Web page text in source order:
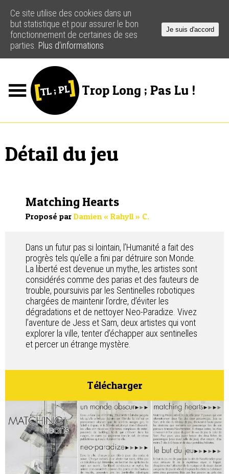
Trop Long ; Pas Lu !
Jeux
Ressources
Détail du jeu
Matching Hearts
Proposé par Damien « Rahyll » C.
Dans un futur pas si lointain, l’Humanité a fait des
progrès tels qu’elle a fini par détruire son Monde.
La liberté est devenue un mythe, les artistes sont
considérés comme des parias et des fauteurs de
trouble, poursuivis par les Sentinelles robotiques
chargées de maintenir l’ordre, d’éviter les
dégradations et de nettoyer Neo-Paradize. Vivez
l’aventure de Jess et Sam, deux artistes qui vont
explorer la ville, tenter d’échapper aux sentinelles
et percer un étrange mystère.
Télécharger
Ce site utilise des cookies dans un
but statistique et pour assurer le bon
fonctionnement de certaines de ses
parties. Plus d'informations
Je suis d'accord